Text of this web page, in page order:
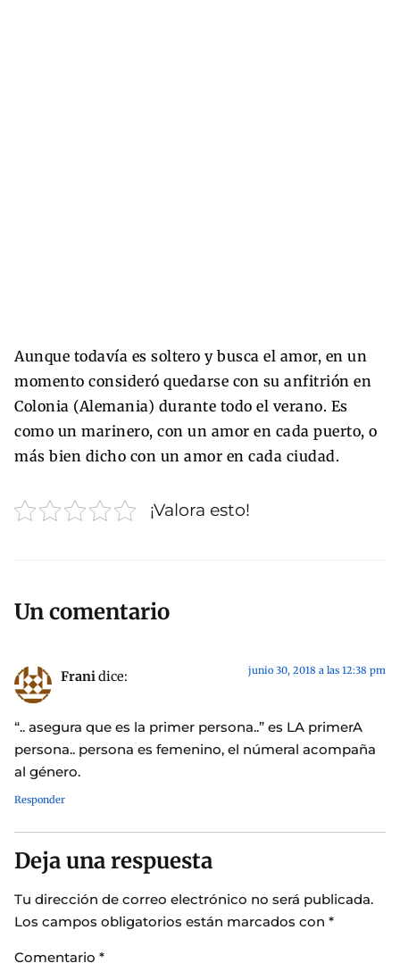
Aunque todavía es soltero y busca el amor, en un
momento consideró quedarse con su anfitrión en
Colonia (Alemania) durante todo el verano. Es
como un marinero, con un amor en cada puerto, o
más bien dicho con un amor en cada ciudad.
¡Valora esto!
Un comentario
Frani dice: junio 30, 2018 a las 12:38 pm
“.. asegura que es la primer persona..” es LA primerA
persona.. persona es femenino, el númeral acompaña
al género.
Responder
Deja una respuesta
Tu dirección de correo electrónico no será publicada.
Los campos obligatorios están marcados con *
Comentario *